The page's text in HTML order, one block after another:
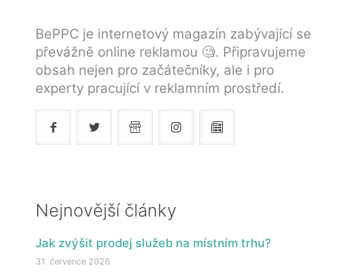
BePPC je internetový magazín zabývající se
převážně online reklamou 🧐. Připravujeme
obsah nejen pro začátečníky, ale i pro
experty pracující v reklamním prostředí.
Nejnovější články
Jak zvýšit prodej služeb na místním trhu?
31. července 2026